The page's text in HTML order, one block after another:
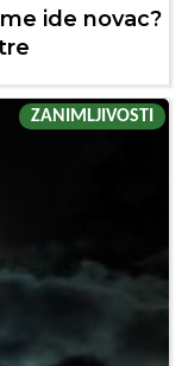
ide novac?
ZANIMLJIVOSTI